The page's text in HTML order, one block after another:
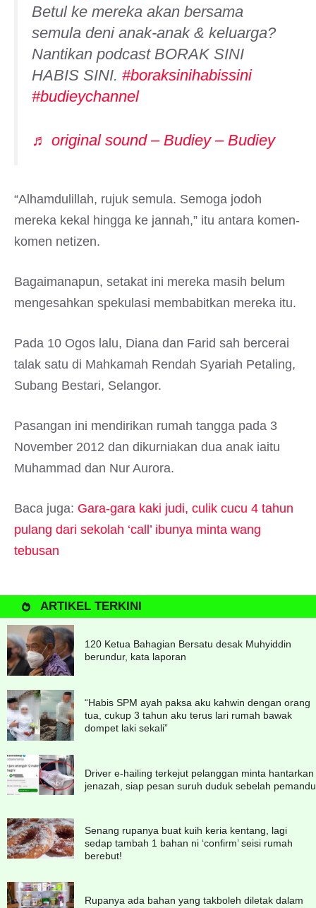
Betul ke mereka akan bersama
semula deni anak-anak & keluarga?
Nantikan podcast BORAK SINI
HABIS SINI. #boraksinihabissini
#budieychannel
♬ original sound – Budiey – Budiey
“Alhamdulillah, rujuk semula. Semoga jodoh
mereka kekal hingga ke jannah,” itu antara komen-
komen netizen.
Bagaimanapun, setakat ini mereka masih belum
mengesahkan spekulasi membabitkan mereka itu.
Pada 10 Ogos lalu, Diana dan Farid sah bercerai
talak satu di Mahkamah Rendah Syariah Petaling,
Subang Bestari, Selangor.
Pasangan ini mendirikan rumah tangga pada 3
November 2012 dan dikurniakan dua anak iaitu
Muhammad dan Nur Aurora.
Baca juga: Gara-gara kaki judi, culik cucu 4 tahun
pulang dari sekolah ‘call’ ibunya minta wang
tebusan
ARTIKEL TERKINI
120 Ketua Bahagian Bersatu desak Muhyiddin
berundur, kata laporan
“Habis SPM ayah paksa aku kahwin dengan orang
tua, cukup 3 tahun aku terus lari rumah bawak
dompet laki sekali”
Driver e-hailing terkejut pelanggan minta hantarkan
jenazah, siap pesan suruh duduk sebelah pemandu
Senang rupanya buat kuih keria kentang, lagi
sedap tambah 1 bahan ni ‘confirm’ seisi rumah
berebut!
Rupanya ada bahan yang takboleh diletak dalam